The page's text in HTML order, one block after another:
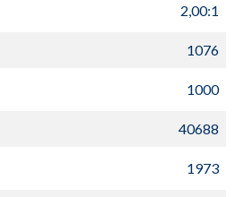
2,00:1
1076
1000
40688
1973